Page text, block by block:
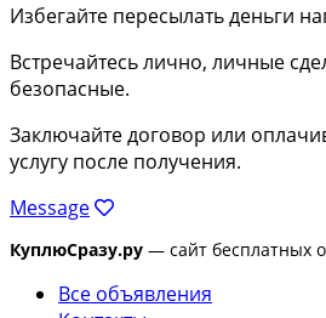
Избегайте пересылать деньги
Встречайтесь лично, личные
безопасные.
Заключайте договор или
услугу после получения.
Message
КуплюСразу.ру — сайт бесплатных
Все объявления